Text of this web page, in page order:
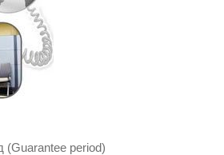
(Guarantee period)